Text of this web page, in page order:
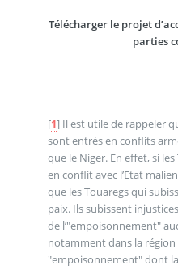
Télécharger le projet
parties
[1] Il est utile de rappeler
sont entrés en conflits
que le Niger. En effet, si
en conflit avec l’Etat
que les Touaregs qui
paix. Ils subissent
de l’"empoisonnement"
notamment dans la région
"empoisonnement" dont